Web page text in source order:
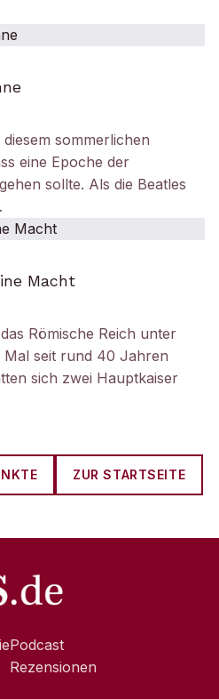
sommerlichen
eine Epoche der
sollte. Als die Beatles
Macht
Römische Reich unter
Mal seit rund 40 Jahren
sich zwei Hauptkaiser
ZUR STARTSEITE
Podcast
Rezensionen